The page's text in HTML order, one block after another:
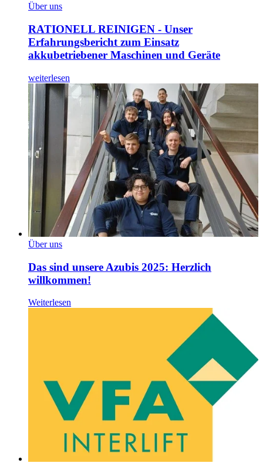
Über uns
RATIONELL REINIGEN - Unser
Erfahrungsbericht zum Einsatz
akkubetriebener Maschinen und Geräte
weiterlesen
Über uns
Das sind unsere Azubis 2025: Herzlich
willkommen!
Weiterlesen